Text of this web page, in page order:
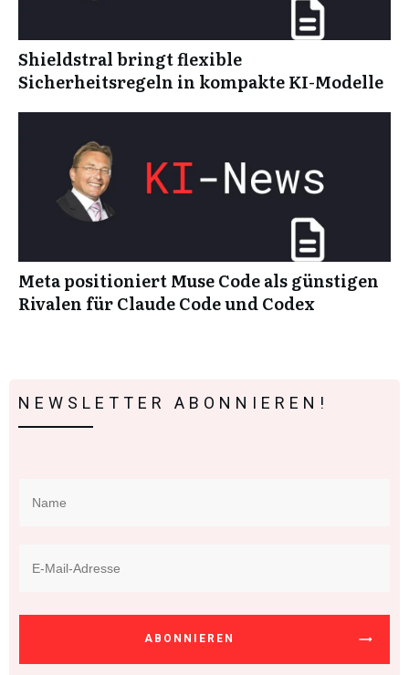
Shieldstral bringt flexible
Sicherheitsregeln in kompakte KI-Modelle
Meta positioniert Muse Code als günstigen
Rivalen für Claude Code und Codex
NEWSLETTER ABONNIEREN!
ABONNIEREN